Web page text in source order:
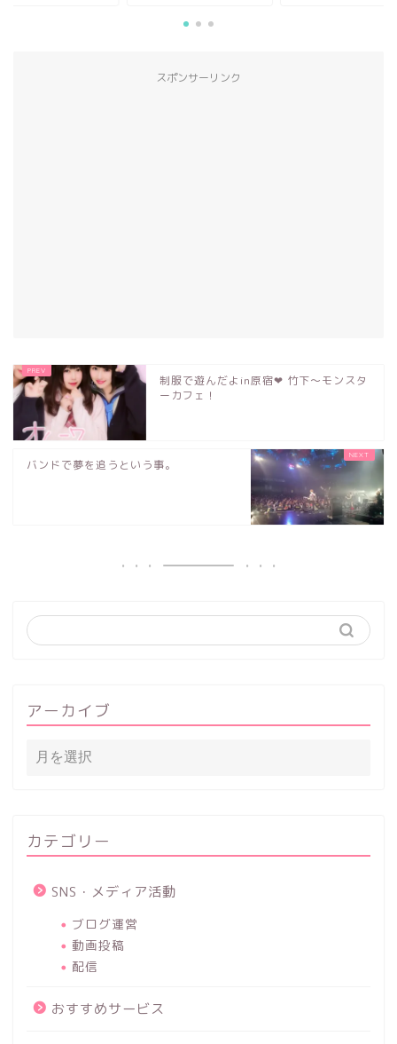
スポンサーリンク
制服で遊んだよin原宿❤︎ 竹下〜モンスタ
ーカフェ！
バンドで夢を追うという事。
アーカイブ
カテゴリー
SNS・メディア活動
ブログ運営
動画投稿
配信
おすすめサービス